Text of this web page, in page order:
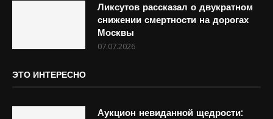
Ликсутов рассказал о двукратном
снижении смертности на дорогах
Москвы
07.07.2026
ЭТО ИНТЕРЕСНО
Аукцион невиданной щедрости: